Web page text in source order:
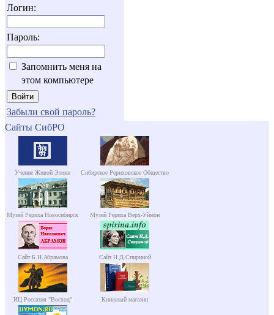
Логин:
Пароль:
Запомнить меня на
этом компьютере
Забыли свой пароль?
Сайты СибРО
Учение Живой Этики Сибирское Рериховское Общество
Музей Рериха Новосибирск Музей Рериха Верх-Уймон
Сайт Б.Н.Абрамова Сайт Н.Д.Спириной
ИЦ Россазия "Восход" Книжный магазин